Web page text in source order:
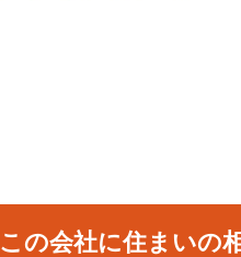
この会社に住まいの